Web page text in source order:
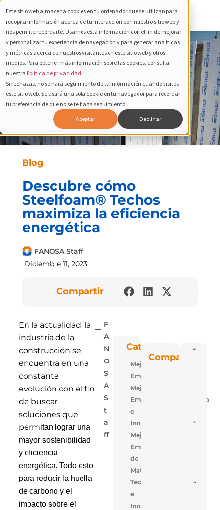
Este sitio web almacena cookies en tu ordenador que se utilizan para
recopilar información acerca de tu interacción con nuestro sitio web y
nos permite recordarte. Usamos esta información con el fin de mejorar
y personalizar tu experiencia de navegación y para generar analíticas
y métricas acerca de nuestros visitantes en este sitio web y otros
medios. Para obtener más información sobre las cookies, consulta
nuestra Política de privacidad.
Si rechazas, no se hará seguimiento de tu información cuando visites
este sitio web. Se usará una sola cookie en tu navegador para recordar
tu preferencia de que no se te haga seguimiento.
Aceptar Declinar
Blog
Descubre cómo
Steelfoam® Techos
maximiza la eficiencia
energética
FANOSA Staff
Diciembre 11, 2023
Compartir
En la actualidad, la
industria de la
construcción se
encuentra en una
constante
evolución con el fin
de buscar
soluciones que
permitan lograr una
mayor sostenibilidad
y eficiencia
energética. Todo esto
para reducir la huella
de carbono y el
impacto sobre el
F
A
N
O
S
A
S
T
A
Ff
Categorías
Mejora
Empresarial
Mejora
Empresarial,Tecnologia
e
Innovacion
Mejora
Empresarial,Uso
de
Materiales
Tecnología
e
Innovación
Compartir
De